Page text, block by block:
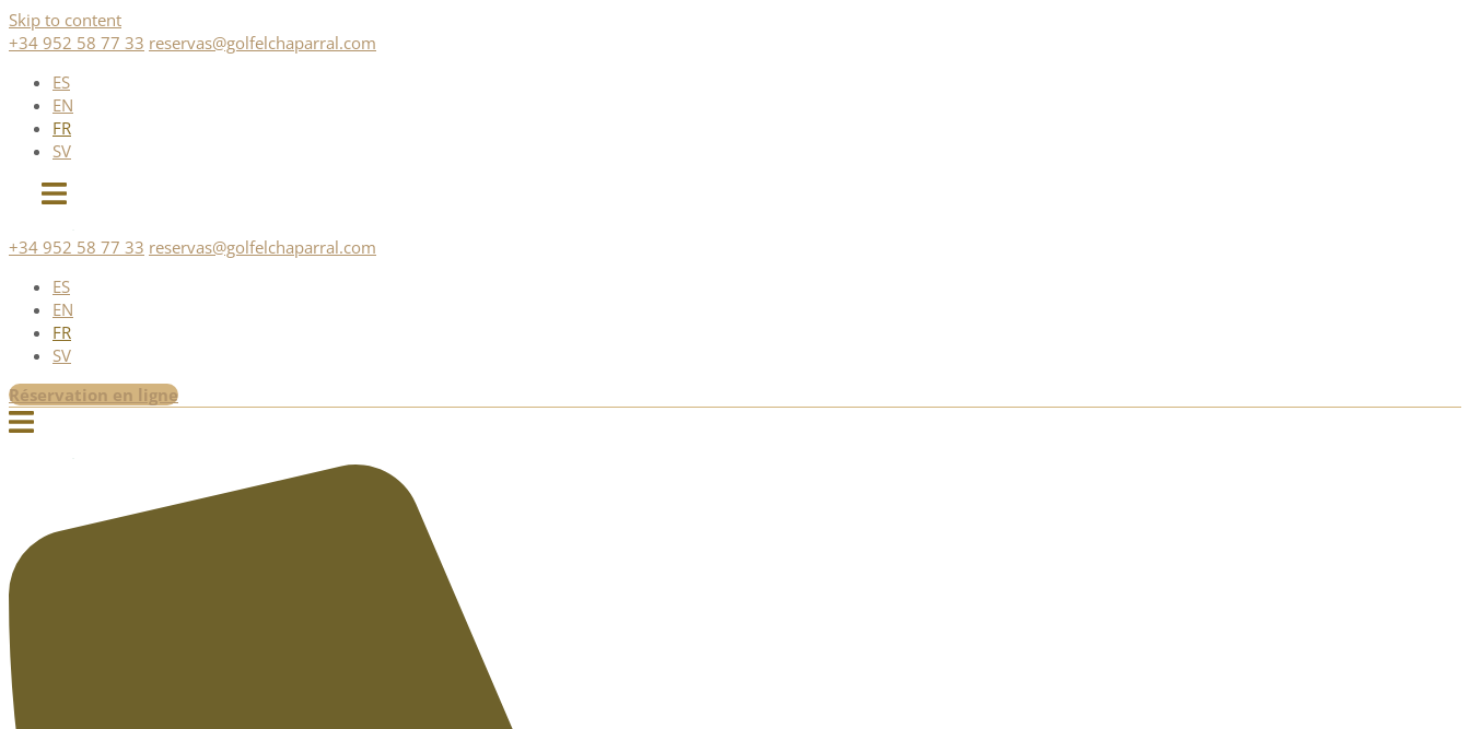
Skip to content
+34 952 58 77 33 reservas@golfelchaparral.com
ES
EN
FR
SV
+34 952 58 77 33 reservas@golfelchaparral.com
ES
EN
FR
SV
Réservation en ligne